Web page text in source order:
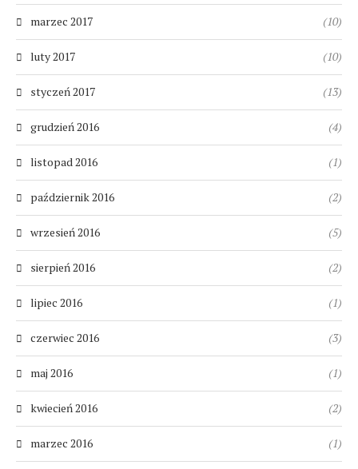
marzec 2017 (10)
luty 2017 (10)
styczeń 2017 (13)
grudzień 2016 (4)
listopad 2016 (1)
październik 2016 (2)
wrzesień 2016 (5)
sierpień 2016 (2)
lipiec 2016 (1)
czerwiec 2016 (3)
maj 2016 (1)
kwiecień 2016 (2)
marzec 2016 (1)